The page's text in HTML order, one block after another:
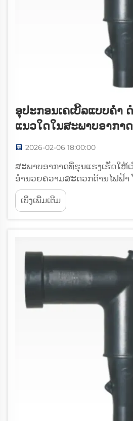
ອຸປະກອນເຄເບີ້ລແບບຄໍ່າ
ແນວໃດໃນສະພາບອາກາ
2026-02-06 18:00:00
ສະພາບອາກາດທີ່ຮຸນແຮງເຮັດໃຫ້
ອຳນວຍຄວາມສະດວກດ້ານໄຟຟ້າ
ຮັກສາລະບົບການສົ່ງຜ່ານ ແລະ ຈັດ
ຢ່າງເຊື່ອຖືໄດ້. ອຸປະກອນເຄັບເປີທີ່ເ
ສ່ວນປະກອບທີ່ສຳຄັນໃນການຮັບປະ
ເບິ່ງເພີ່ມເຕີມ